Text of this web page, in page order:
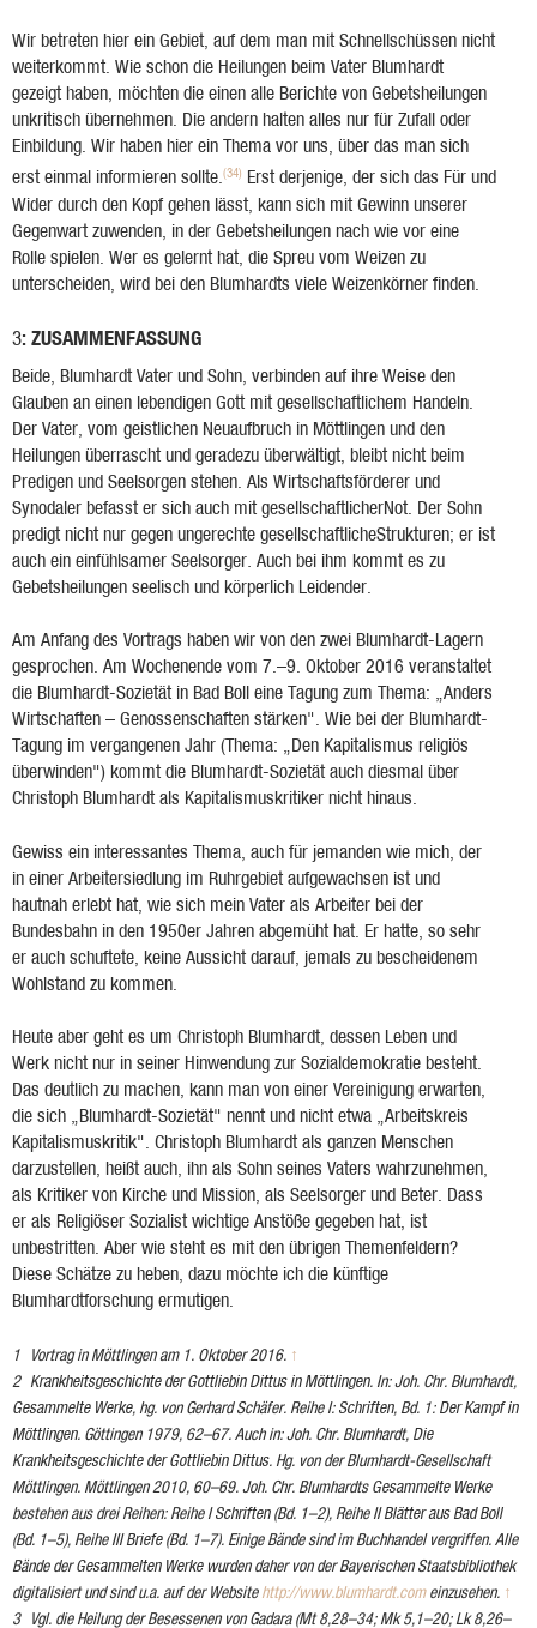
Wir betreten hier ein Gebiet, auf dem man mit Schnellschüssen nicht
weiterkommt. Wie schon die Heilungen beim Vater Blumhardt
gezeigt haben, möchten die einen alle Berichte von Gebetsheilungen
unkritisch übernehmen. Die andern halten alles nur für Zufall oder
Einbildung. Wir haben hier ein Thema vor uns, über das man sich
erst einmal informieren sollte.(34) Erst derjenige, der sich das Für und
Wider durch den Kopf gehen lässt, kann sich mit Gewinn unserer
Gegenwart zuwenden, in der Gebetsheilungen nach wie vor eine
Rolle spielen. Wer es gelernt hat, die Spreu vom Weizen zu
unterscheiden, wird bei den Blumhardts viele Weizenkörner finden.
3: ZUSAMMENFASSUNG
Beide, Blumhardt Vater und Sohn, verbinden auf ihre Weise den
Glauben an einen lebendigen Gott mit gesellschaftlichem Handeln.
Der Vater, vom geistlichen Neuaufbruch in Möttlingen und den
Heilungen überrascht und geradezu überwältigt, bleibt nicht beim
Predigen und Seelsorgen stehen. Als Wirtschaftsförderer und
Synodaler befasst er sich auch mit gesellschaftlicherNot. Der Sohn
predigt nicht nur gegen ungerechte gesellschaftlicheStrukturen; er ist
auch ein einfühlsamer Seelsorger. Auch bei ihm kommt es zu
Gebetsheilungen seelisch und körperlich Leidender.
Am Anfang des Vortrags haben wir von den zwei Blumhardt-Lagern
gesprochen. Am Wochenende vom 7.–9. Oktober 2016 veranstaltet
die Blumhardt-Sozietät in Bad Boll eine Tagung zum Thema: „Anders
Wirtschaften – Genossenschaften stärken". Wie bei der Blumhardt-
Tagung im vergangenen Jahr (Thema: „Den Kapitalismus religiös
überwinden") kommt die Blumhardt-Sozietät auch diesmal über
Christoph Blumhardt als Kapitalismuskritiker nicht hinaus.
Gewiss ein interessantes Thema, auch für jemanden wie mich, der
in einer Arbeitersiedlung im Ruhrgebiet aufgewachsen ist und
hautnah erlebt hat, wie sich mein Vater als Arbeiter bei der
Bundesbahn in den 1950er Jahren abgemüht hat. Er hatte, so sehr
er auch schuftete, keine Aussicht darauf, jemals zu bescheidenem
Wohlstand zu kommen.
Heute aber geht es um Christoph Blumhardt, dessen Leben und
Werk nicht nur in seiner Hinwendung zur Sozialdemokratie besteht.
Das deutlich zu machen, kann man von einer Vereinigung erwarten,
die sich „Blumhardt-Sozietät" nennt und nicht etwa „Arbeitskreis
Kapitalismuskritik". Christoph Blumhardt als ganzen Menschen
darzustellen, heißt auch, ihn als Sohn seines Vaters wahrzunehmen,
als Kritiker von Kirche und Mission, als Seelsorger und Beter. Dass
er als Religiöser Sozialist wichtige Anstöße gegeben hat, ist
unbestritten. Aber wie steht es mit den übrigen Themenfeldern?
Diese Schätze zu heben, dazu möchte ich die künftige
Blumhardtforschung ermutigen.
Vortrag in Möttlingen am 1. Oktober 2016. ↑
Krankheitsgeschichte der Gottliebin Dittus in Möttlingen. In: Joh. Chr. Blumhardt,
Gesammelte Werke, hg. von Gerhard Schäfer. Reihe I:Schriften, Bd. 1:Der Kampf in
Möttlingen. Göttingen 1979, 62–67. Auch in: Joh. Chr. Blumhardt, Die
Krankheitsgeschichte der Gottliebin Dittus. Hg. von der Blumhardt-Gesellschaft
Möttlingen. Möttlingen 2010, 60–69. Joh. Chr. BlumhardtsGesammelte Werke
bestehen aus drei Reihen: Reihe ISchriften(Bd. 1–2), Reihe IIBlätter aus Bad Boll
(Bd. 1–5), Reihe IIIBriefe(Bd. 1–7). Einige Bände sind im Buchhandel vergriffen. Alle
Bände derGesammelten Werkewurden daher von der Bayerischen Staatsbibliothek
digitalisiert und sind u.a. auf der Websitehttp://www.blumhardt.comeinzusehen. ↑
Vgl. die Heilung der Besessenen von Gadara (Mt 8,28–34; Mk 5,1–20; Lk 8,26–